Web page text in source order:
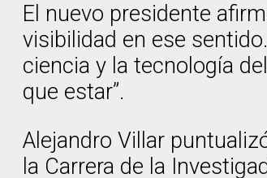
El nuevo presidente
visibilidad en ese
ciencia y la tecnología
que estar”.
Alejandro Villar
la Carrera de la